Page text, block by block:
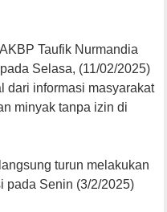
Taufik Nurmandia
Selasa, (11/02/2025)
dari informasi masyarakat
minyak tanpa izin di
turun melakukan
pada Senin (3/2/2025)